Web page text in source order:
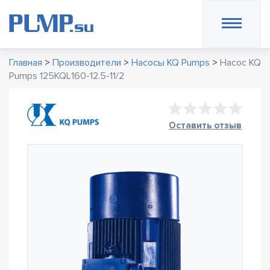
Главная > Производители > Насосы KQ Pumps > Насос KQ
Pumps 125KQL160-12.5-11/2
Оставить отзыв